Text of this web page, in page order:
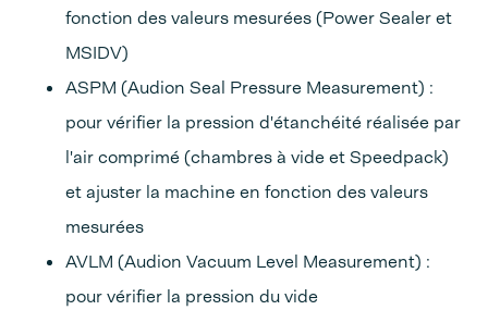
fonction des valeurs mesurées (Power Sealer et
MSIDV)
ASPM (Audion Seal Pressure Measurement) :
pour vérifier la pression d'étanchéité réalisée par
l'air comprimé (chambres à vide et Speedpack)
et ajuster la machine en fonction des valeurs
mesurées
AVLM (Audion Vacuum Level Measurement) :
pour vérifier la pression du vide